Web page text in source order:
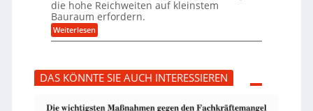
i
c
k
e
l
g
e
r
z
k
n
a
ü
b
e
V
n
b
a
u
o
r
s
h
die hohe Reichweiten auf kleinstem
Bauraum erfordern.
Weiterlesen:
K
p
a
k
e
DAS KÖNNTE SIE AUCH INTERESSIEREN